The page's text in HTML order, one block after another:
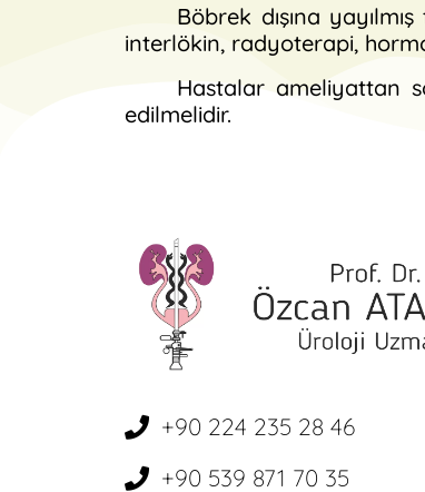
Böbrek dışına
interlökin, radyoterapi,
Hastalar ameliyattan
edilmelidir.
+90 224 235 28 46
+90 539 871 70 35